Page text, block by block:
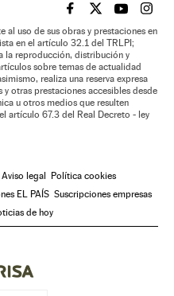
EL PAÍS BRASIL EN
EL PAÍSEL PAÍS
EL
al uso de sus obras y prestaciones en
en el artículo 32.1 del TRLPI;
la reproducción, distribución y
sobre temas de actualidad
realiza una reserva expresa
otras prestaciones accesibles desde
u otros medios que resulten
artículo 67.3 del Real Decreto - ley
Aviso legal Política cookies
EL PAÍS Suscripciones empresas
de hoy